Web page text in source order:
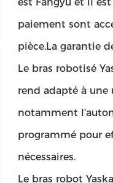
paiement sont
pièce.La garantie
Le bras robotisé
rend adapté à une
notamment
programmé pour
nécessaires.
Le bras robot